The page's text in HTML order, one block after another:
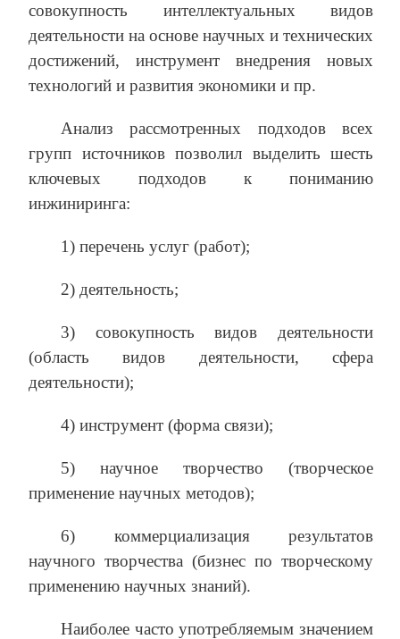
совокупность интеллектуальных видов
деятельности на основе научных и технических
достижений, инструмент внедрения новых
технологий и развития экономики и пр.
Анализ рассмотренных подходов всех
групп источников позволил выделить шесть
ключевых подходов к пониманию
инжиниринга:
1) перечень услуг (работ);
2) деятельность;
3) совокупность видов деятельности
(область видов деятельности, сфера
деятельности);
4) инструмент (форма связи);
5) научное творчество (творческое
применение научных методов);
6) коммерциализация результатов
научного творчества (бизнес по творческому
применению научных знаний).
Наиболее часто употребляемым значением